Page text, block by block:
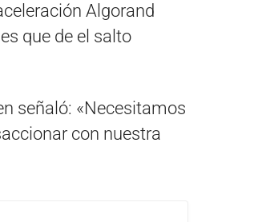
Algorand
que de el salto
señaló: «Necesitamos
con nuestra